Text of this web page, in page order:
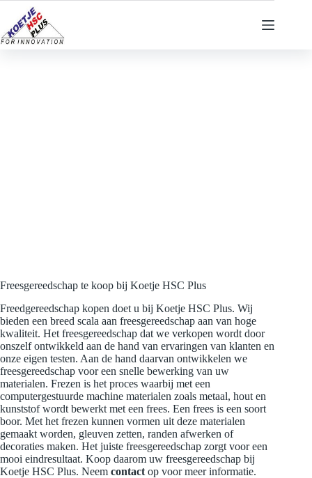
de
inhoud
Freesgereedschap te koop bij Koetje HSC Plus
Freedgereedschap kopen doet u bij Koetje HSC Plus. Wij
bieden een breed scala aan freesgereedschap aan van hoge
kwaliteit. Het freesgereedschap dat we verkopen wordt door
onszelf ontwikkeld aan de hand van ervaringen van klanten en
onze eigen testen. Aan de hand daarvan ontwikkelen we
freesgereedschap voor een snelle bewerking van uw
materialen. Frezen is het proces waarbij met een
computergestuurde machine materialen zoals metaal, hout en
kunststof wordt bewerkt met een frees. Een frees is een soort
boor. Met het frezen kunnen vormen uit deze materialen
gemaakt worden, gleuven zetten, randen afwerken of
decoraties maken. Het juiste freesgereedschap zorgt voor een
mooi eindresultaat. Koop daarom uw freesgereedschap bij
Koetje HSC Plus. Neem contact op voor meer informatie.